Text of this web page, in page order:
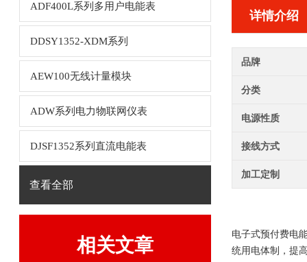
ADF400L系列多用户电能表
DDSY1352-XDM系列
AEW100无线计量模块
ADW系列电力物联网仪表
DJSF1352系列直流电能表
查看全部
相关文章
详情介绍
品牌
分类
电源性质
接线方式
加工定制
电子式预付费电
统用电体制，提